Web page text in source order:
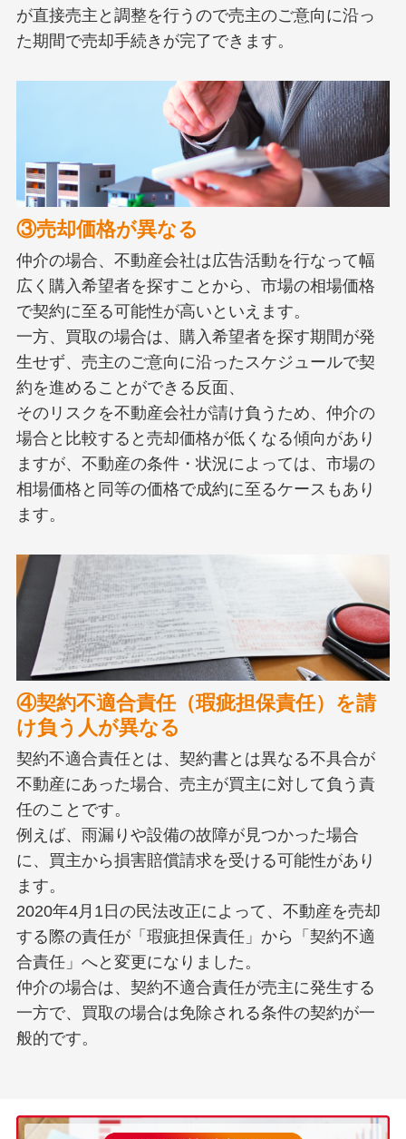
が直接売主と調整を行うので売主のご意向に沿っ
た期間で売却手続きが完了できます。
③売却価格が異なる
仲介の場合、不動産会社は広告活動を行なって幅
広く購入希望者を探すことから、市場の相場価格
で契約に至る可能性が高いといえます。
一方、買取の場合は、購入希望者を探す期間が発
生せず、売主のご意向に沿ったスケジュールで契
約を進めることができる反面、
そのリスクを不動産会社が請け負うため、仲介の
場合と比較すると売却価格が低くなる傾向があり
ますが、不動産の条件・状況によっては、市場の
相場価格と同等の価格で成約に至るケースもあり
ます。
④契約不適合責任（瑕疵担保責任）を請
け負う人が異なる
契約不適合責任とは、契約書とは異なる不具合が
不動産にあった場合、売主が買主に対して負う責
任のことです。
例えば、雨漏りや設備の故障が見つかった場合
に、買主から損害賠償請求を受ける可能性があり
ます。
2020年4月1日の民法改正によって、不動産を売却
する際の責任が「瑕疵担保責任」から「契約不適
合責任」へと変更になりました。
仲介の場合は、契約不適合責任が売主に発生する
一方で、買取の場合は免除される条件の契約が一
般的です。